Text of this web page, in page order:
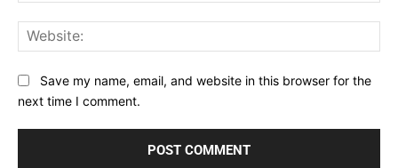
Save my name, email, and website in this browser for the
next time I comment.